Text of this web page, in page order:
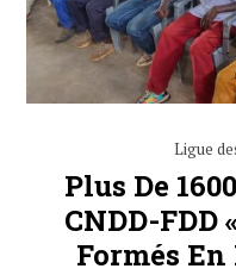
Ligue
Plus De
CNDD-FDD
Formés